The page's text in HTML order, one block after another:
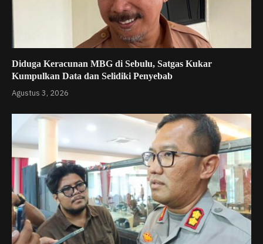
Diduga Keracunan MBG di Sebulu, Satgas Kukar
Kumpulkan Data dan Selidiki Penyebab
Agustus 3, 2026